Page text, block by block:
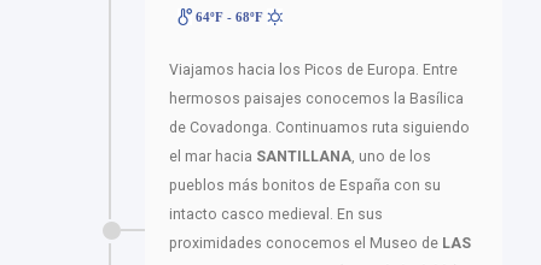
64ºF - 68ºF
Viajamos hacia los Picos de Europa. Entre
hermosos paisajes conocemos la Basílica
de Covadonga. Continuamos ruta siguiendo
el mar hacia SANTILLANA, uno de los
pueblos más bonitos de España con su
intacto casco medieval. En sus
proximidades conocemos el Museo de LAS